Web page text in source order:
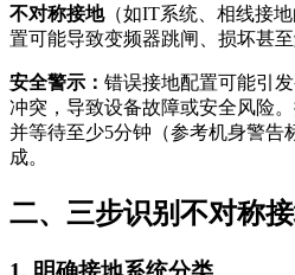
不对称接地（如IT系统、相线接
置可能导致变频器跳闸、损坏甚至
安全警示： 错误接地配置可能引
冲突，导致设备故障或安全风险
并等待至少5分钟（参考机身警告
成。
二、三步识别不对称